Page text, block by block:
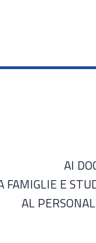
AI
FAMIGLIE E
AL